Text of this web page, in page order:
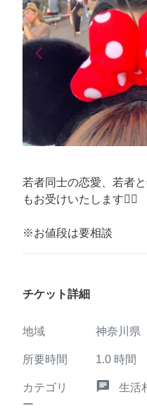
arrow_back_iosPrevious
若者同士の恋愛、若者
もお受けいたします🙆‍♂️
※お値段は要相談
チケット詳細
地域 神奈川県
所要時間 1.0 時間
カテゴリ
ー
chat 生活